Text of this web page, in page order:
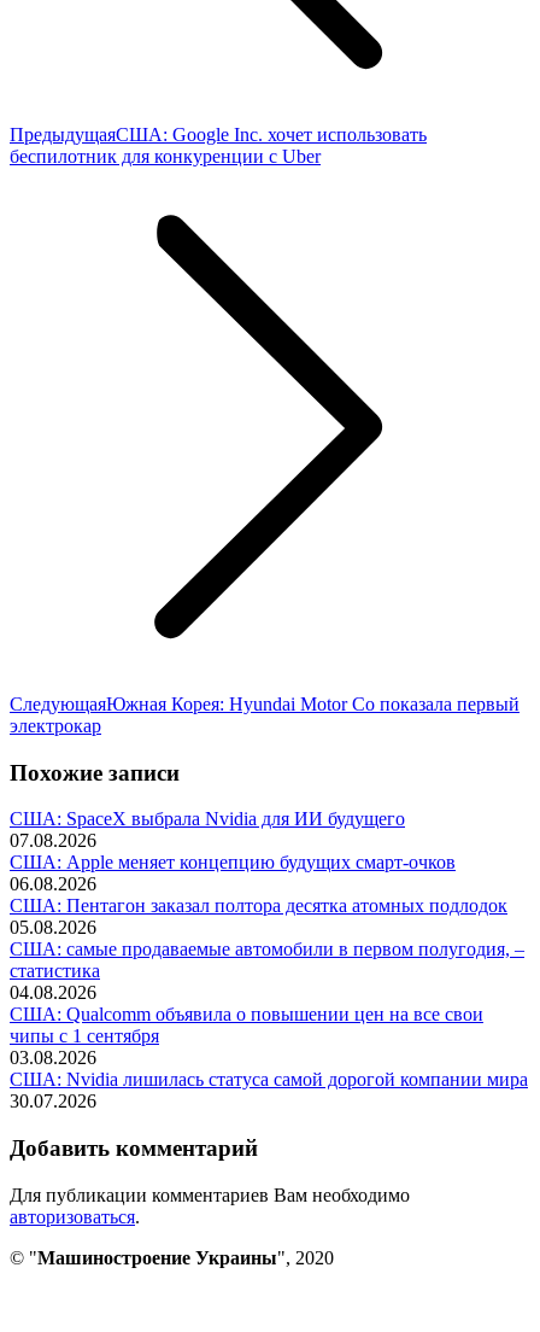
ПредыдущаяПредыдущая
запись:
США: Google Inc. хочет использовать
беспилотник для конкуренции с Uber
СледующаяСледующая
Южная Корея: Hyundai Motor Co показала первый
электрокар
Похожие записи
США: SpaceX выбрала Nvidia для ИИ будущего
07.08.2026
США: Apple меняет концепцию будущих смарт-очков
06.08.2026
США: Пентагон заказал полтора десятка атомных подлодок
05.08.2026
США: самые продаваемые автомобили в первом полугодия, –
статистика
04.08.2026
США: Qualcomm объявила о повышении цен на все свои
чипы с 1 сентября
03.08.2026
США: Nvidia лишилась статуса самой дорогой компании мира
30.07.2026
Добавить комментарий
Для публикации комментариев Вам необходимо
авторизоваться.
© "Машиностроение Украины", 2020